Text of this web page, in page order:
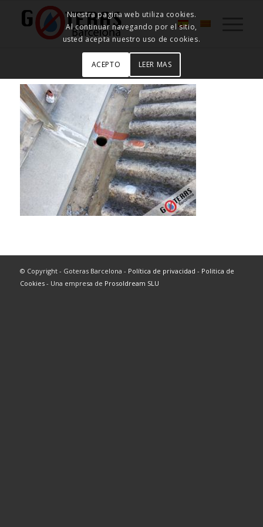
© Copyright - Goteras Barcelona - Política de privacidad - Politica de
Cookies- Una empresa de Prosoldream SLU
Nuestra pagina web utiliza cookies.
Al continuar navegando por el sitio,
usted acepta nuestro uso de cookies.
ACEPTO LEER MAS